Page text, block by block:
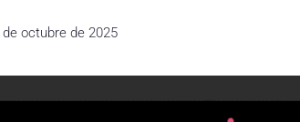
de octubre de 2025